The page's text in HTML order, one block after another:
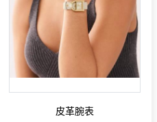
皮革腕表